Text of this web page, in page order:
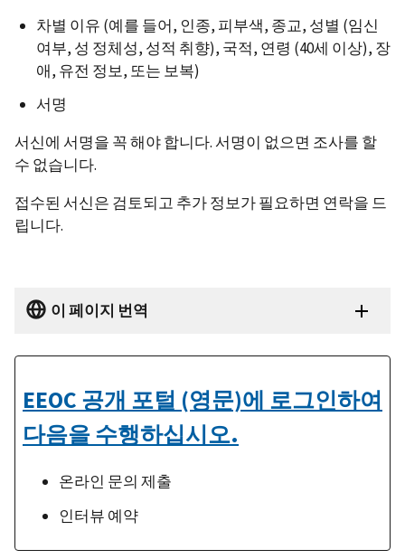
차별 이유 (예를 들어, 인종, 피부색, 종교, 성별 (임신
여부, 성 정체성, 성적 취향), 국적, 연령 (40세 이상), 장
애, 유전 정보, 또는 보복)
서명
서신에 서명을 꼭 해야 합니다. 서명이 없으면 조사를 할
수 없습니다.
접수된 서신은 검토되고 추가 정보가 필요하면 연락을 드
립니다.
이 페이지 번역
EEOC 공개 포털 (영문)에 로그인하여
다음을 수행하십시오.
온라인 문의 제출
인터뷰 예약